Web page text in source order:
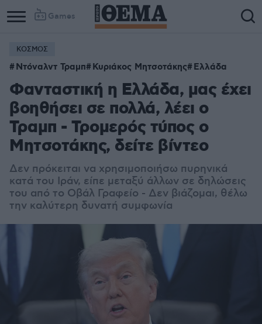
Games
Column
1
Column
2
ΚΟΣΜΟΣ
Ντόναλντ Τραμπ Κυριάκος Μητσοτάκης Ελλάδα
Φανταστική η Ελλάδα, μας έχει
βοηθήσει σε πολλά, λέει ο
Τραμπ - Τρομερός τύπος ο
Μητσοτάκης, δείτε βίντεο
Δεν πρόκειται να χρησιμοποιήσω πυρηνικά
κατά του Ιράν, είπε μεταξύ άλλων σε δηλώσεις
του από το Οβάλ Γραφείο - Δεν βιάζομαι, θέλω
την καλύτερη δυνατή συμφωνία